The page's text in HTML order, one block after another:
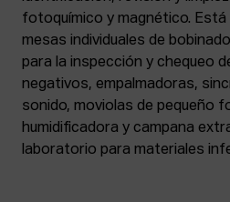
fotoquímico y magnético. Está
mesas individuales de
para la inspección y chequeo
negativos, empalmadoras,
sonido, moviolas de pequeño
humidificadora y campana
laboratorio para materiales